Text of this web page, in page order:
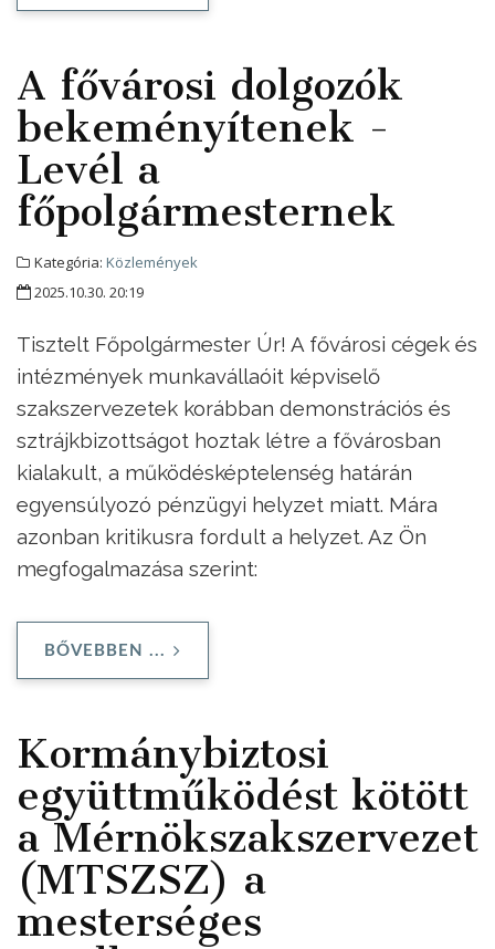
A fővárosi dolgozók
bekeményítenek -
Levél a
főpolgármesternek
Kategória: Közlemények
2025.10.30. 20:19
Tisztelt Főpolgármester Úr! A fővárosi cégek és
intézmények munkavállaóit képviselő
szakszervezetek korábban demonstrációs és
sztrájkbizottságot hoztak létre a fővárosban
kialakult, a működésképtelenség határán
egyensúlyozó pénzügyi helyzet miatt. Mára
azonban kritikusra fordult a helyzet. Az Ön
megfogalmazása szerint:
BŐVEBBEN ...
Kormánybiztosi
együttműködést kötött
a Mérnökszakszervezet
(MTSZSZ) a
mesterséges